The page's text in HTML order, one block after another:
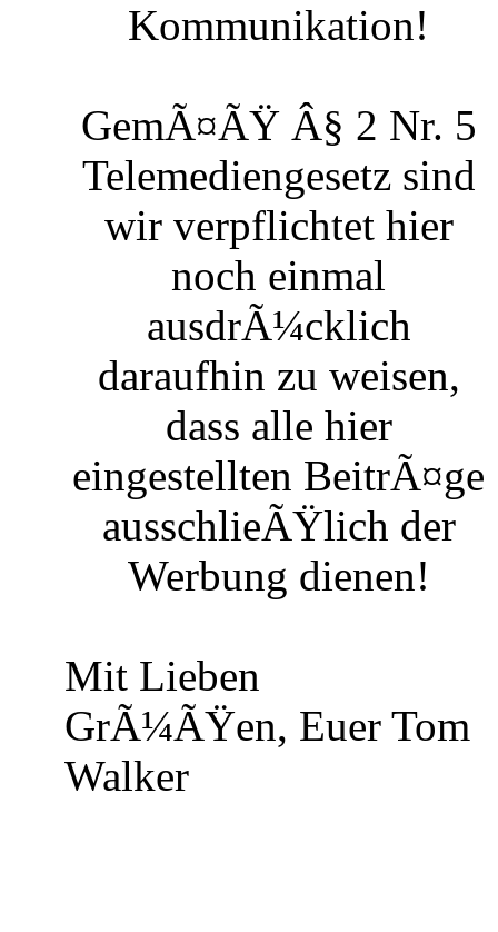
Kommunikation!
GemÃ¤ÃŸ Â§ 2 Nr. 5
Telemediengesetz sind
wir verpflichtet hier
noch einmal
ausdrÃ¼cklich
daraufhin zu weisen,
dass alle hier
eingestellten BeitrÃ¤ge
ausschlieÃŸlich der
Werbung dienen!
Mit Lieben
GrÃ¼ÃŸen, Euer Tom
Walker